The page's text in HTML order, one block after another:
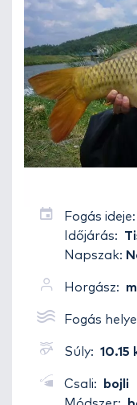
Fogás ideje:
Időjárás:
Napszak:
Horgász:
Fogás
Súly: 10.15
Csali:
bojli